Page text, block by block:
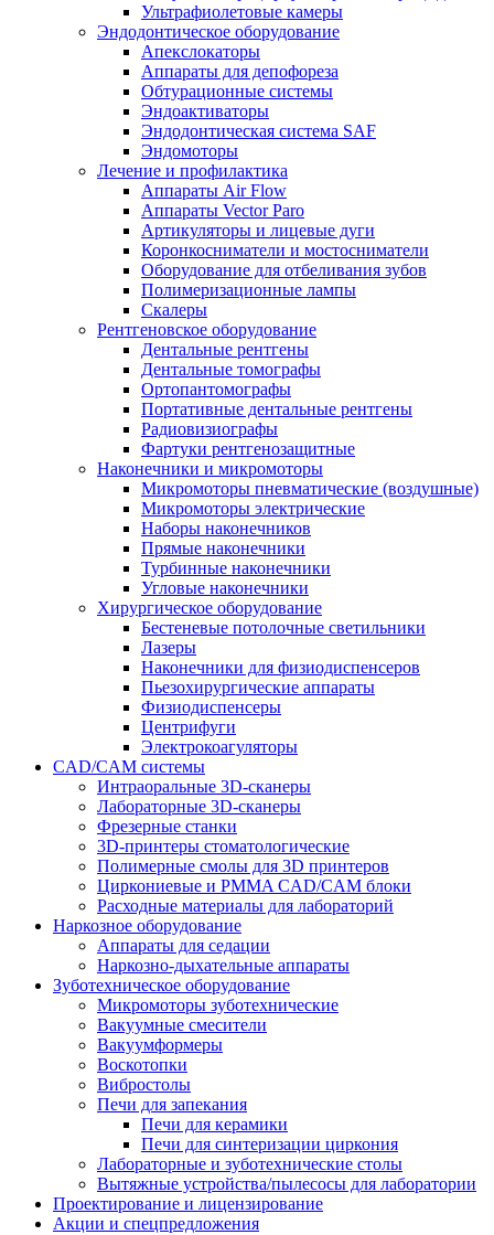
Ультрафиолетовые камеры
Эндодонтическое оборудование
Апекслокаторы
Аппараты для депофореза
Обтурационные системы
Эндоактиваторы
Эндодонтическая система SAF
Эндомоторы
Лечение и профилактика
Аппараты Air Flow
Аппараты Vector Paro
Артикуляторы и лицевые дуги
Коронкосниматели и мостосниматели
Оборудование для отбеливания зубов
Полимеризационные лампы
Скалеры
Рентгеновское оборудование
Дентальные рентгены
Дентальные томографы
Ортопантомографы
Портативные дентальные рентгены
Радиовизиографы
Фартуки рентгенозащитные
Наконечники и микромоторы
Микромоторы пневматические (воздушные)
Микромоторы электрические
Наборы наконечников
Прямые наконечники
Турбинные наконечники
Угловые наконечники
Хирургическое оборудование
Бестеневые потолочные светильники
Лазеры
Наконечники для физиодиспенсеров
Пьезохирургические аппараты
Физиодиспенсеры
Центрифуги
Электрокоагуляторы
CAD/CAM системы
Интраоральные 3D-сканеры
Лабораторные 3D-сканеры
Фрезерные станки
3D-принтеры стоматологические
Полимерные смолы для 3D принтеров
Циркониевые и PMMA CAD/CAM блоки
Расходные материалы для лабораторий
Наркозное оборудование
Аппараты для седации
Наркозно-дыхательные аппараты
Зуботехническое оборудование
Микромоторы зуботехнические
Вакуумные смесители
Вакуумформеры
Воскотопки
Вибростолы
Печи для запекания
Печи для керамики
Печи для синтеризации циркония
Лабораторные и зуботехнические столы
Вытяжные устройства/пылесосы для лаборатории
Проектирование и лицензирование
Акции и спецпредложения